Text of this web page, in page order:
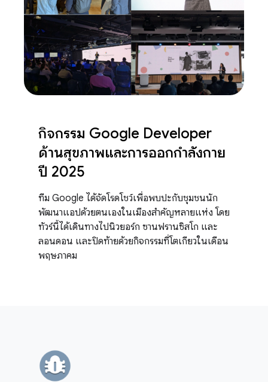
กิจกรรม Google Developer
ด้านสุขภาพและการออกกำลังกาย
ปี 2025
ทีม Google ได้จัดโรดโชว์เพื่อพบปะกับชุมชนนัก
พัฒนาแอปด้วยตนเองในเมืองสำคัญหลายแห่ง โดย
ทัวร์นี้ได้เดินทางไปนิวยอร์ก ซานฟรานซิสโก และ
ลอนดอน และปิดท้ายด้วยกิจกรรมที่โตเกียวในเดือน
พฤษภาคม